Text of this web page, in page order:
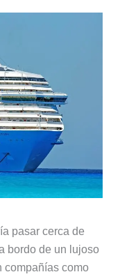
pasar cerca de
bordo de un lujoso
compañías como